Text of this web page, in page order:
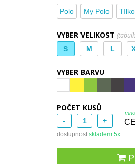
Polo My Polo Tílko
VYBER VELIKOST
S M L
VYBER BARVU
POČET KUSŮ
- +
dostupnostskladem 5x